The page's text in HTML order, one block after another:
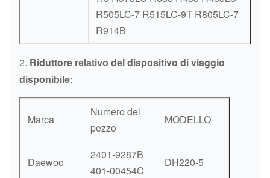
R505LC-7 R515LC-9T R805LC-7
R914B
2. Riduttore relativo del dispositivo di viaggio
disponibile:
Marca
Numero del
pezzo
MODELLO
Daewoo
2401-9287B
401-00454C
DH220-5